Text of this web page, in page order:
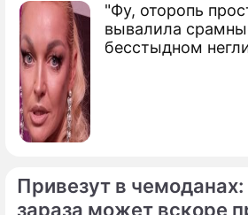
"Фу, оторопь
вывалила
бесстыдном
Привезут в
зараза может вскоре